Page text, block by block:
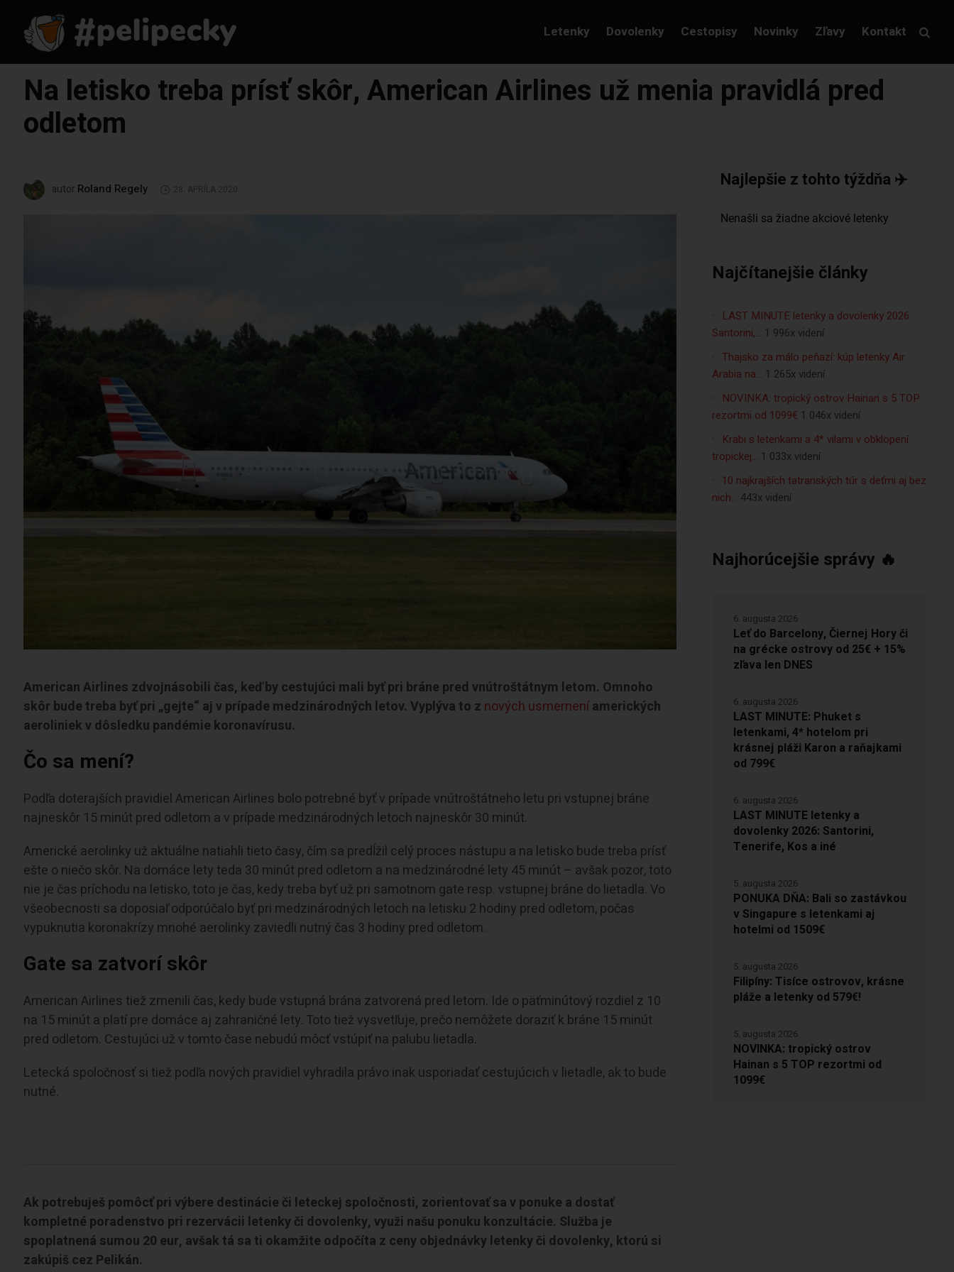
Letenky Dovolenky Cestopisy Novinky Zľavy Kontakt
Na letisko treba prísť skôr, American Airlines už menia pravidlá pred
odletom
autor Roland Regely 28. APRÍLA 2020
American Airlines zdvojnásobili čas, keď by cestujúci mali byť pri bráne pred vnútroštátnym letom. Omnoho
skôr bude treba byť pri „gejte“ aj v prípade medzinárodných letov. Vyplýva to z nových usmerneníamerických
aeroliniek v dôsledku pandémie koronavírusu.
Čo sa mení?
Podľa doterajších pravidiel American Airlines bolo potrebné byť v prípade vnútroštátneho letu pri vstupnej bráne
najneskôr 15 minút pred odletom a v prípade medzinárodných letoch najneskôr 30 minút.
Americké aerolinky už aktuálne natiahli tieto časy, čím sa predĺžil celý proces nástupu a na letisko bude treba prísť
ešte o niečo skôr. Na domáce lety teda 30 minút pred odletom a na medzinárodné lety 45 minút – avšak pozor, toto
nie je čas príchodu na letisko, toto je čas, kedy treba byť už pri samotnom gate resp. vstupnej bráne do lietadla. Vo
všeobecnosti sa doposiaľ odporúčalo byť pri medzinárodných letoch na letisku 2 hodiny pred odletom, počas
vypuknutia koronakrízy mnohé aerolinky zaviedli nutný čas 3 hodiny pred odletom.
Gate sa zatvorí skôr
American Airlines tiež zmenili čas, kedy bude vstupná brána zatvorená pred letom. Ide o päťminútový rozdiel z 10
na 15 minút a platí pre domáce aj zahraničné lety. Toto tiež vysvetľuje, prečo nemôžete doraziť k bráne 15 minút
pred odletom. Cestujúci už v tomto čase nebudú môcť vstúpiť na palubu lietadla.
Letecká spoločnosť si tiež podľa nových pravidiel vyhradila právo inak usporiadať cestujúcich v lietadle, ak to bude
nutné.
Ak potrebuješ pomôcť pri výbere destinácie či leteckej spoločnosti, zorientovať sa v ponuke a dostať
kompletné poradenstvo pri rezervácii letenky či dovolenky, využi našu ponuku konzultácie. Služba je
spoplatnená sumou 20 eur, avšak tá sa ti okamžite odpočíta z ceny objednávky letenky či dovolenky, ktorú si
zakúpiš cez Pelikán.
Najlepšie z tohto týždňa ✈️
Najčítanejšie články
LAST MINUTE letenky a dovolenky 2026:
Santorini,… 1 996x videní
Thajsko za málo peňazí: kúp letenky Air
Arabia na… 1 265x videní
NOVINKA: tropický ostrov Hainan s 5 TOP
rezortmi od 1099€ 1 046x videní
Krabi s letenkami a 4* vilami v obklopení
tropickej… 1 033x videní
10 najkrajších tatranských túr s deťmi aj bez
nich… 443x videní
Najhorúcejšie správy 🔥
Leť do Barcelony, Čiernej Hory či
na grécke ostrovy od 25€ + 15%
zľava len DNES
6. augusta 2026
LAST MINUTE: Phuket s
letenkami, 4* hotelom pri
krásnej pláži Karon a raňajkami
od 799€
6. augusta 2026
LAST MINUTE letenky a
dovolenky 2026: Santorini,
Tenerife, Kos a iné
6. augusta 2026
PONUKA DŇA: Bali so zastávkou
v Singapure s letenkami aj
hotelmi od 1509€
5. augusta 2026
Filipíny: Tisíce ostrovov, krásne
pláže a letenky od 579€!
5. augusta 2026
NOVINKA: tropický ostrov
Hainan s 5 TOP rezortmi od
1099€
5. augusta 2026